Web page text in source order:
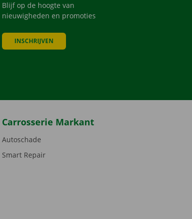
Blijf op de hoogte van
nieuwigheden en promoties
INSCHRIJVEN
Carrosserie Markant
Autoschade
Smart Repair